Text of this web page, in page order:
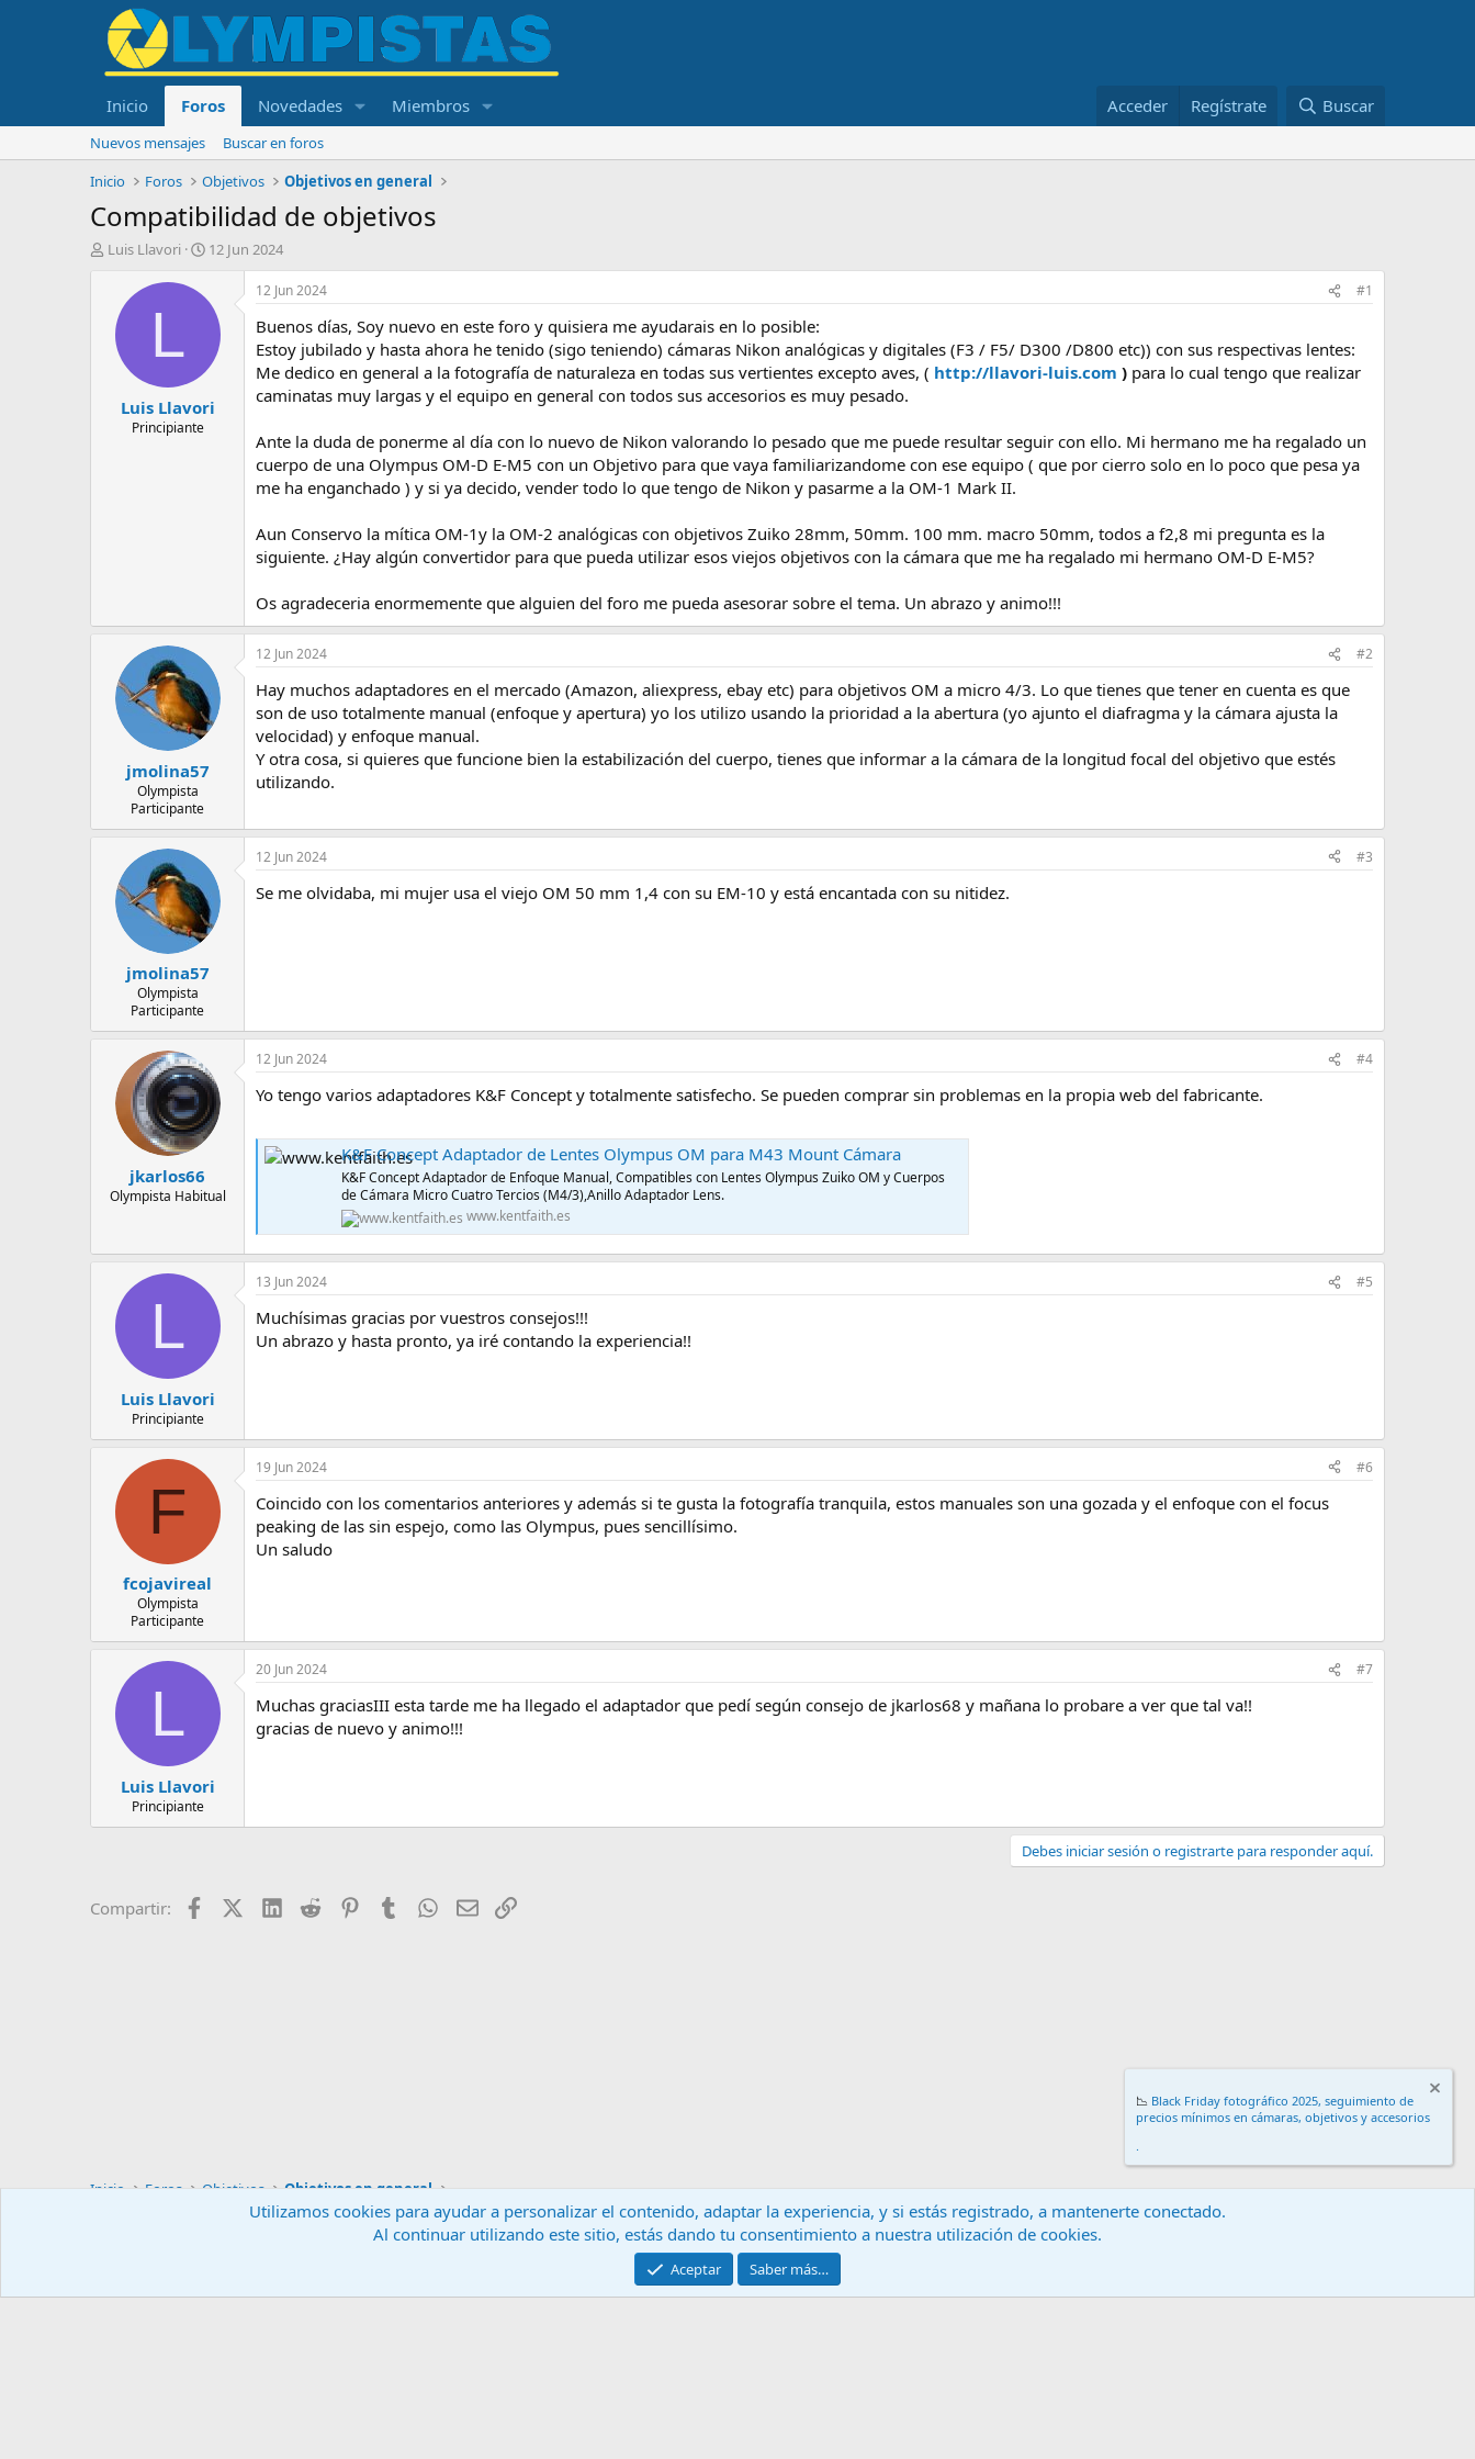
Inicio Foros Novedades Miembros Acceder Regístrate Buscar
Nuevos mensajes
Buscar en foros
Inicio
Foros Objetivos Objetivos en general
Compatibilidad de objetivos
ILuis Llavori
F
h
e
n
12 Jun 2024
L
Luis Llavori
Principiante
12 Jun 2024 #1
Buenos días, Soy nuevo en este foro y quisiera me ayudarais en lo posible:
Estoy jubilado y hasta ahora he tenido (sigo teniendo) cámaras Nikon analógicas y digitales (F3 / F5/ D300 /D800 etc)) con sus respectivas lentes:
Me dedico en general a la fotografía de naturaleza en todas sus vertientes excepto aves, ( http://llavori-luis.com ) para lo cual tengo que realizar
caminatas muy largas y el equipo en general con todos sus accesorios es muy pesado.
Ante la duda de ponerme al día con lo nuevo de Nikon valorando lo pesado que me puede resultar seguir con ello. Mi hermano me ha regalado un
cuerpo de una Olympus OM-D E-M5 con un Objetivo para que vaya familiarizandome con ese equipo ( que por cierro solo en lo poco que pesa ya
me ha enganchado ) y si ya decido, vender todo lo que tengo de Nikon y pasarme a la OM-1 Mark II.
Aun Conservo la mítica OM-1y la OM-2 analógicas con objetivos Zuiko 28mm, 50mm. 100 mm. macro 50mm, todos a f2,8 mi pregunta es la
siguiente. ¿Hay algún convertidor para que pueda utilizar esos viejos objetivos con la cámara que me ha regalado mi hermano OM-D E-M5?
Os agradeceria enormemente que alguien del foro me pueda asesorar sobre el tema. Un abrazo y animo!!!
jmolina57
Olympista
Participante
12 Jun 2024 #2
Hay muchos adaptadores en el mercado (Amazon, aliexpress, ebay etc) para objetivos OM a micro 4/3. Lo que tienes que tener en cuenta es que
son de uso totalmente manual (enfoque y apertura) yo los utilizo usando la prioridad a la abertura (yo ajunto el diafragma y la cámara ajusta la
velocidad) y enfoque manual.
Y otra cosa, si quieres que funcione bien la estabilización del cuerpo, tienes que informar a la cámara de la longitud focal del objetivo que estés
utilizando.
jmolina57
Olympista
Participante
12 Jun 2024 #3
Se me olvidaba, mi mujer usa el viejo OM 50 mm 1,4 con su EM-10 y está encantada con su nitidez.
jkarlos66
Olympista Habitual
12 Jun 2024 #4
Yo tengo varios adaptadores K&F Concept y totalmente satisfecho. Se pueden comprar sin problemas en la propia web del fabricante.
K&F Concept Adaptador de Lentes Olympus OM para M43 Mount Cámara
K&F Concept Adaptador de Enfoque Manual, Compatibles con Lentes Olympus Zuiko OM y Cuerpos
de Cámara Micro Cuatro Tercios (M4/3),Anillo Adaptador Lens.
www.kentfaith.es
L
Luis Llavori
Principiante
13 Jun 2024 #5
Muchísimas gracias por vuestros consejos!!!
Un abrazo y hasta pronto, ya iré contando la experiencia!!
F
fcojavireal
Olympista
Participante
19 Jun 2024 #6
Coincido con los comentarios anteriores y además si te gusta la fotografía tranquila, estos manuales son una gozada y el enfoque con el focus
peaking de las sin espejo, como las Olympus, pues sencillísimo.
Un saludo
L
Luis Llavori
Principiante
20 Jun 2024 #7
Muchas graciasIII esta tarde me ha llegado el adaptador que pedí según consejo de jkarlos68 y mañana lo probare a ver que tal va!!
gracias de nuevo y animo!!!
Debes iniciar sesión o registrarte para responder aquí.
Compartir: FacebookX (Twitter)
LinkedIn
Reddit PinterestTumblrWhatsApp
EmailEnlace
Inicio Foros Objetivos Objetivos en general
Contáctanos Términos y reglas
Community platform by XenForo® © 2010-2024 XenForo Ltd.
📉 Black Friday fotográfico 2025, seguimiento de
precios mínimos en cámaras, objetivos y accesorios
.
Utilizamos cookies para ayudar a personalizar el contenido, adaptar la experiencia, y si estás registrado, a mantenerte conectado.
Al continuar utilizando este sitio, estás dando tu consentimiento a nuestra utilización de cookies.
Aceptar Saber más…